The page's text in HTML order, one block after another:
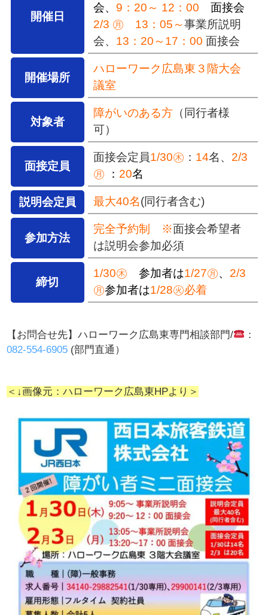
開催日
会、 9：20～ 12：00 面接会
2/3 ㊊
13：05～事業所説明
会、 13：20～17：00 面接会
開催場所
ハローワーク広島東３階大会
議室
対象者
障がいのある方（同行者様
可）
面接定員
面接会定員1/30㊍ ： 14名、 2/3
㊊
： 20名
説明会定員 最大40名(同行者含む)
参加方法
完全予約制 ※面接会希望者
は説明会参加必須
締切
1/30㊍ 参加者は1/27㊊、 2/3
㊊参加者は1/28㊋必着
【お問合せ先】ハローワーク広島東専門相談部門/
：
082-554-6905 (部門直通）
＜↓画像元：ハローワーク広島東HPより＞